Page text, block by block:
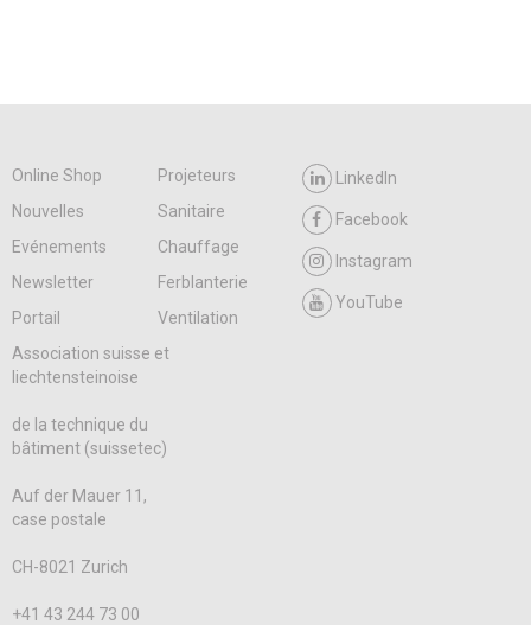
Online Shop
Projeteurs
Nouvelles
Sanitaire
Evénements
Chauffage
Newsletter
Ferblanterie
Portail
Ventilation
LinkedIn
Facebook
Instagram
YouTube
Association suisse et
liechtensteinoise
de la technique du
bâtiment (suissetec)
Auf der Mauer 11,
case postale
CH-8021 Zurich
+41 43 244 73 00